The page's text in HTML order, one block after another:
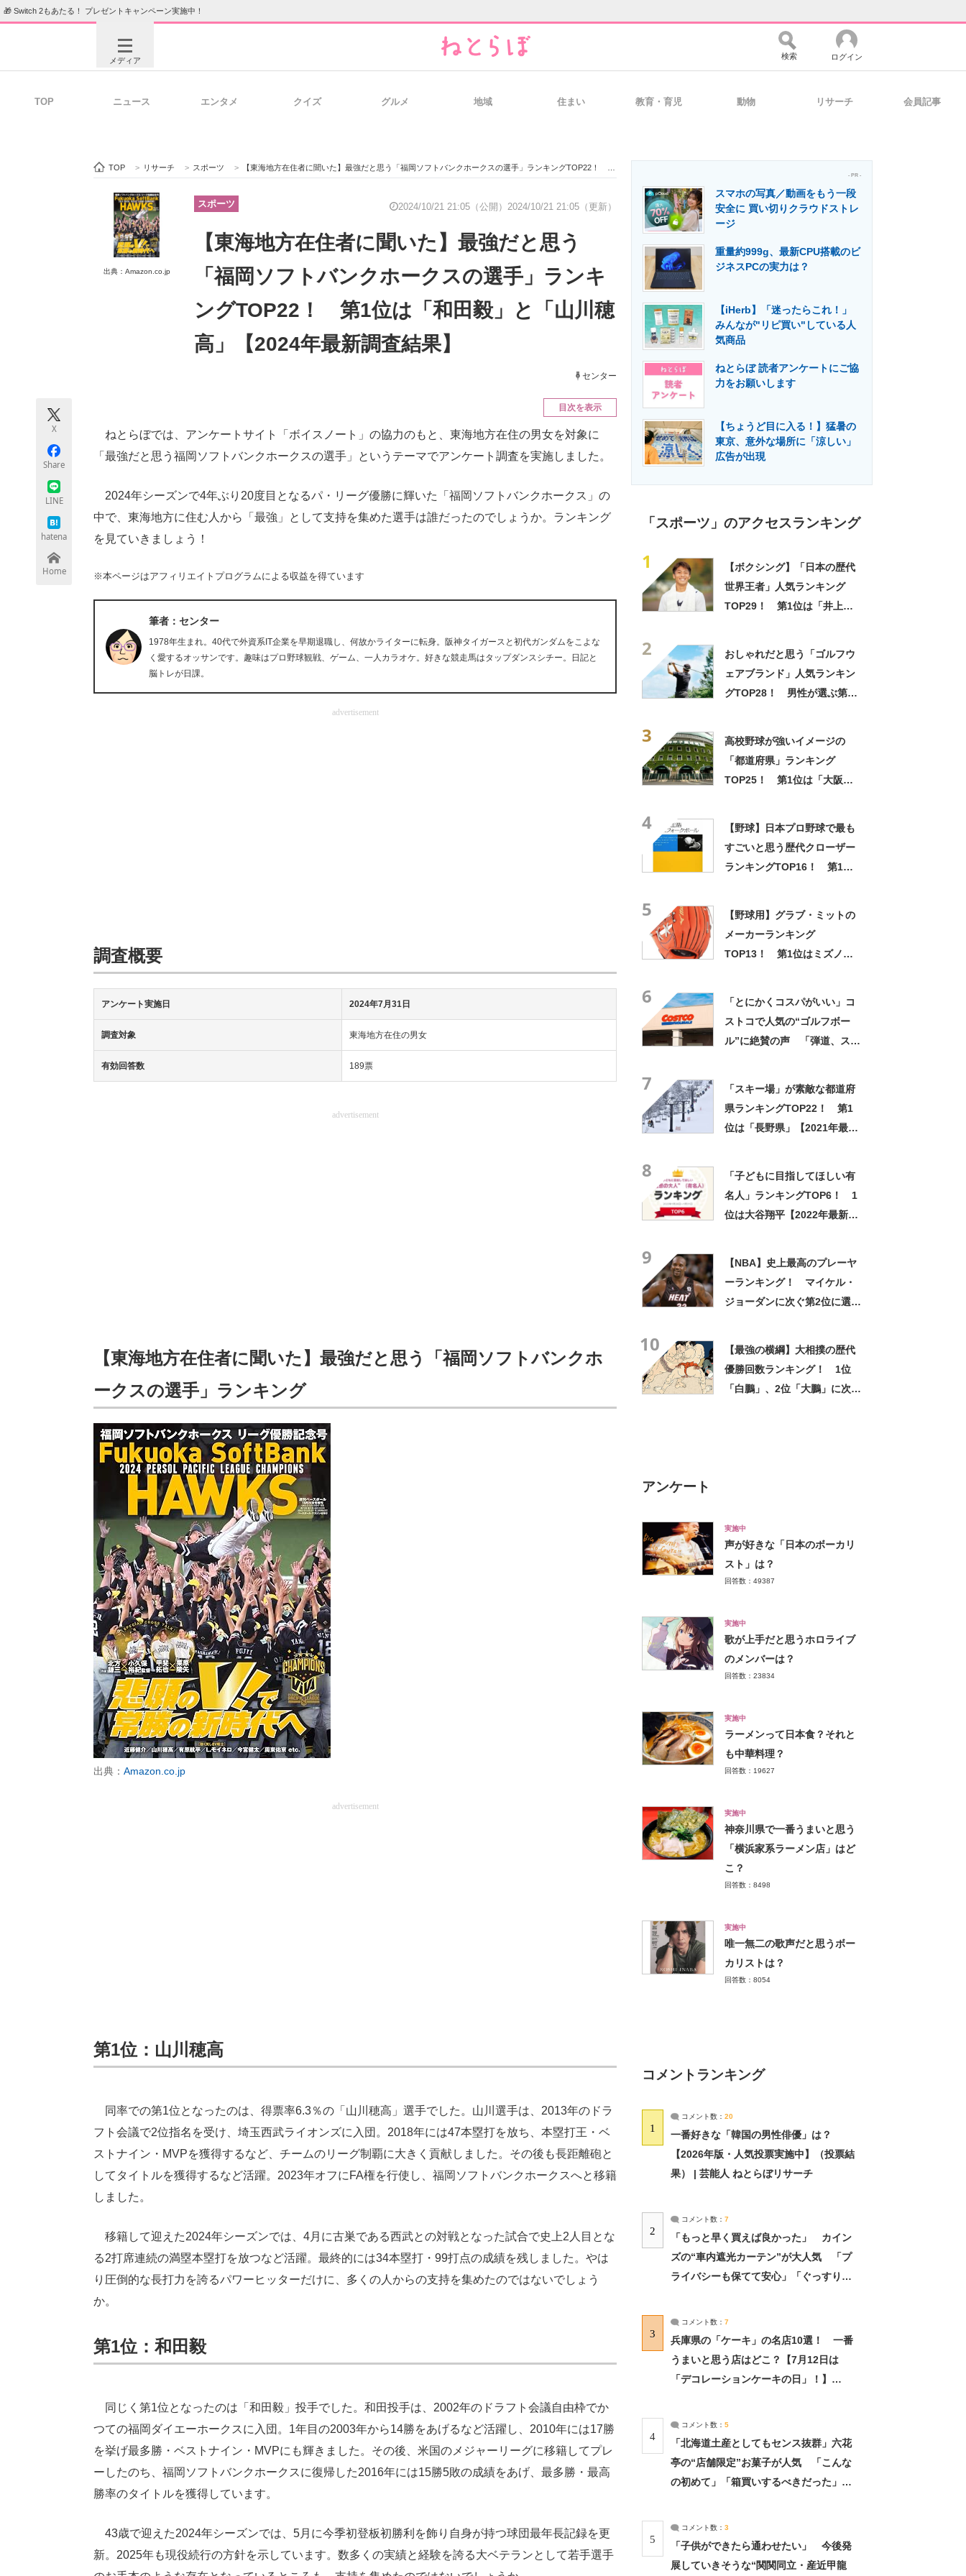
🎁 Switch 2もあたる！ プレゼントキャンペーン実施中！
メディア
ビジネスと働き方のヒント 経営リーダーのコミュニティ マーケ×ITの今がよく分かる
ITエンジニア向け専門サイト IT製品の技術・比較・事例 製造業のIT導入・活用を支援
モノづくり技術者専門サイト エレクトロニクス専門サイト 電子設計の基本と応用 エネルギーの専門メディア 建設×テクノロジーの最前線
検索 ログイン
TOP ニュース エンタメ クイズ グルメ 地域 住まい 教育・育児 動物 リサーチ 会員記事
TOP > リサーチ > スポーツ > 【東海地方在住者に聞いた】最強だと思う「福岡ソフトバンクホークスの選手」ランキングTOP22！ 第1位は「和田毅」と「山川穂高」【2024年最新調査結果】
出典：Amazon.co.jp
スポーツ 2024/10/21 21:05（公開） 2024/10/21 21:05（更新）
【東海地方在住者に聞いた】最強だと思う
「福岡ソフトバンクホークスの選手」ランキ
ングTOP22！ 第1位は「和田毅」と「山川穂
高」【2024年最新調査結果】
センター
X
Share
LINE
hatena
Home
目次を表示
ねとらぼでは、アンケートサイト「ボイスノート」の協力のもと、東海地方在住の男女を対象に
「最強だと思う福岡ソフトバンクホークスの選手」というテーマでアンケート調査を実施しました。
2024年シーズンで4年ぶり20度目となるパ・リーグ優勝に輝いた「福岡ソフトバンクホークス」の
中で、東海地方に住む人から「最強」として支持を集めた選手は誰だったのでしょうか。ランキング
を見ていきましょう！
※本ページはアフィリエイトプログラムによる収益を得ています
筆者：センター
1978年生まれ。40代で外資系IT企業を早期退職し、何故かライターに転身。阪神タイガースと初代ガンダムをこよな
く愛するオッサンです。趣味はプロ野球観戦、ゲーム、一人カラオケ。好きな競走馬はタップダンスシチー。日記と
脳トレが日課。
advertisement
調査概要
アンケート実施日 2024年7月31日
調査対象 東海地方在住の男女
有効回答数 189票
advertisement
【東海地方在住者に聞いた】最強だと思う「福岡ソフトバンクホ
ークスの選手」ランキング
出典： Amazon.co.jp
advertisement
第1位：山川穂高
同率での第1位となったのは、得票率6.3％の「山川穂高」選手でした。山川選手は、2013年のドラ
フト会議で2位指名を受け、埼玉西武ライオンズに入団。2018年には47本塁打を放ち、本塁打王・ベ
ストナイン・MVPを獲得するなど、チームのリーグ制覇に大きく貢献しました。その後も長距離砲と
してタイトルを獲得するなど活躍。2023年オフにFA権を行使し、福岡ソフトバンクホークスへと移籍
しました。
移籍して迎えた2024年シーズンでは、4月に古巣である西武との対戦となった試合で史上2人目とな
る2打席連続の満塁本塁打を放つなど活躍。最終的には34本塁打・99打点の成績を残しました。やは
り圧倒的な長打力を誇るパワーヒッターだけに、多くの人からの支持を集めたのではないでしょう
か。
第1位：和田毅
同じく第1位となったのは「和田毅」投手でした。和田投手は、2002年のドラフト会議自由枠でか
つての福岡ダイエーホークスに入団。1年目の2003年から14勝をあげるなど活躍し、2010年には17勝
を挙げ最多勝・ベストナイン・MVPにも輝きました。その後、米国のメジャーリーグに移籍してプレ
ーしたのち、福岡ソフトバンクホークスに復帰した2016年には15勝5敗の成績をあげ、最多勝・最高
勝率のタイトルを獲得しています。
43歳で迎えた2024年シーズンでは、5月に今季初登板初勝利を飾り自身が持つ球団最年長記録を更
新。2025年も現役続行の方針を示しています。数多くの実績と経験を誇る大ベテランとして若手選手
- PR -
スマホの写真／動画をもう一段
安全に 買い切りクラウドストレ
ージ
重量約999g、最新CPU搭載のビ
ジネスPCの実力は？
【iHerb】「迷ったらこれ！」
みんなが"リピ買い"している人
気商品
ねとらぼ 読者アンケートにご協
力をお願いします
【ちょうど目に入る！】猛暑の
東京、意外な場所に「涼しい」
広告が出現
「スポーツ」のアクセスランキング
1
【ボクシング】「日本の歴代
世界王者」人気ランキング
TOP29！ 第1位は「井上尚
2
おしゃれだと思う「ゴルフウ
ェアブランド」人気ランキン
グTOP28！ 男性が選ぶ第1
3
高校野球が強いイメージの
「都道府県」ランキング
TOP25！ 第1位は「大阪
4
【野球】日本プロ野球で最も
すごいと思う歴代クローザー
ランキングTOP16！ 第1位
5
【野球用】グラブ・ミットの
メーカーランキング
TOP13！ 第1位はミズノに
6
「とにかくコスパがいい」コ
ストコで人気の“ゴルフボー
ル”に絶賛の声 「弾道、スピ
7
「スキー場」が素敵な都道府
県ランキングTOP22！ 第1
位は「長野県」【2021年最新
8
「子どもに目指してほしい有
名人」ランキングTOP6！ 1
位は大谷翔平【2022年最新調
9
【NBA】史上最高のプレーヤ
ーランキング！ マイケル・
ジョーダンに次ぐ第2位に選ば
10
【最強の横綱】大相撲の歴代
優勝回数ランキング！ 1位
「白鵬」、2位「大鵬」に次ぐ
アンケート
実施中
声が好きな「日本のボーカリ
スト」は？
回答数：49387
実施中
歌が上手だと思うホロライブ
のメンバーは？
回答数：23834
実施中
ラーメンって日本食？それと
も中華料理？
回答数：19627
実施中
神奈川県で一番うまいと思う
「横浜家系ラーメン店」はど
こ？
回答数：8498
実施中
唯一無二の歌声だと思うボー
カリストは？
回答数：8054
コメントランキング
1
コメント数： 20
一番好きな「韓国の男性俳優」は？
【2026年版・人気投票実施中】（投票結
果） | 芸能人 ねとらぼリサーチ
2
コメント数： 7
「もっと早く買えば良かった」 カイン
ズの“車内遮光カーテン”が大人気 「プ
ライバシーも保てて安心」「ぐっすり眠
3
コメント数： 7
兵庫県の「ケーキ」の名店10選！ 一番
うまいと思う店はどこ？【7月12日は
「デコレーションケーキの日」！】
4
コメント数： 5
「北海道土産としてもセンス抜群」六花
亭の“店舗限定”お菓子が人気 「こんな
の初めて」「箱買いするべきだった」
5
コメント数： 3
「子供ができたら通わせたい」 今後発
展していきそうな“関関同立・産近甲龍